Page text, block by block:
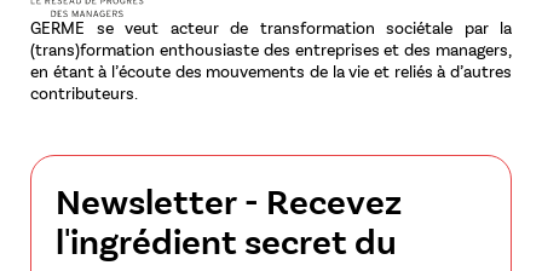
GERME se veut acteur de transformation sociétale par la
(trans)formation enthousiaste des entreprises et des managers,
en étant à l’écoute des mouvements de la vie et reliés à d’autres
contributeurs.
Newsletter - Recevez
l'ingrédient secret du